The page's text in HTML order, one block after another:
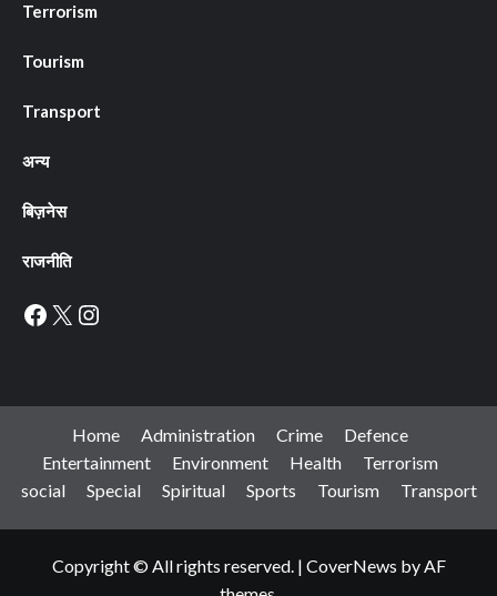
Terrorism
Tourism
Transport
अन्य
बिज़नेस
राजनीति
Facebook
X Instagram
Home Administration Crime
Defence
Entertainment
Environment Health
Terrorism
social
Special Spiritual Sports Tourism Transport
Copyright © All rights reserved. | CoverNews by AF